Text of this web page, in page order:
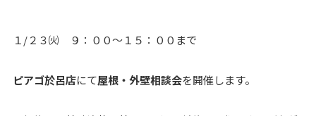
１/２３㈫ ９：００～１５：００まで
ピアゴ於呂店にて屋根・外壁相談会を開催します。